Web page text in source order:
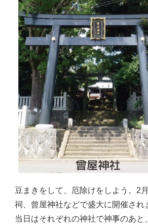
豆まきをして、厄除けをしよう。2
祠、曾屋神社などで盛大に開催され
当日はそれぞれの神社で神事のあ